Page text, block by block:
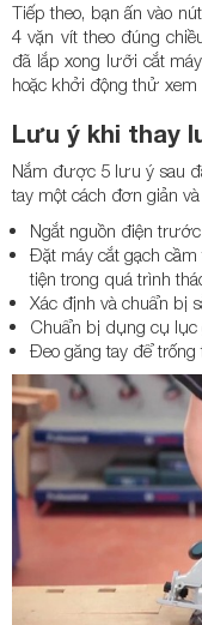
Tiếp theo, bạn ấn vào
4 vặn vít theo đúng
đã lắp xong lưỡi cắt
hoặc khởi động thử
Lưu ý khi thay
Nắm được 5 lưu ý sau
tay một cách đơn giản
Ngắt nguồn điện
Đặt máy cắt gạch
tiện trong quá trình
Xác định và chuẩn bị
Chuẩn bị dụng cụ lục
Đeo găng tay để